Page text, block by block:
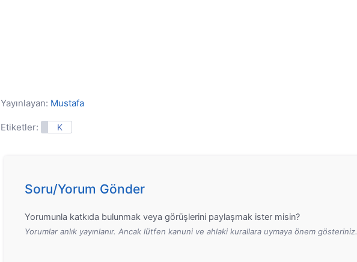
Yayınlayan: Mustafa
Etiketler: K
Soru/Yorum Gönder
Yorumunla katkıda bulunmak veya görüşlerini paylaşmak ister misin?
Yorumlar anlık yayınlanır. Ancak lütfen kanuni ve ahlaki kurallara uymaya önem gösteriniz.